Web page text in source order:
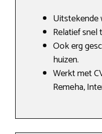
Uitstekende
Relatief snel
Ook erg
huizen.
Werkt met
Remeha,